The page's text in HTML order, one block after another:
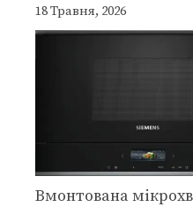
18 Травня, 2026
Вмонтована